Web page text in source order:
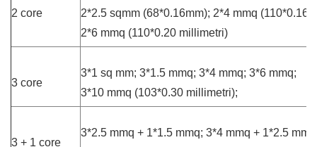
2 core
2*2.5 sqmm (68*0.16mm); 2*4 mmq (110*0.16
2*6 mmq (110*0.20 millimetri)
3 core
3*1 sq mm; 3*1.5 mmq; 3*4 mmq; 3*6 mmq;
3*10 mmq (103*0.30 millimetri);
3 + 1 core
3*2.5 mmq + 1*1.5 mmq; 3*4 mmq + 1*2.5